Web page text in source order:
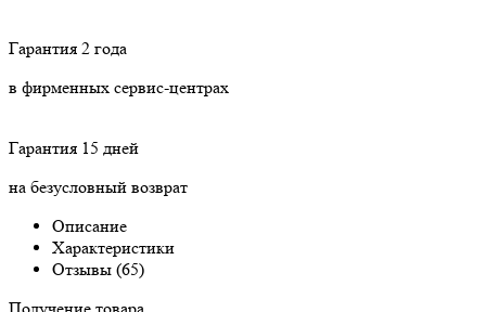
Гарантия 2 года
в фирменных сервис-центрах
Гарантия 15 дней
на безусловный возврат
Описание
Характеристики
Отзывы (65)